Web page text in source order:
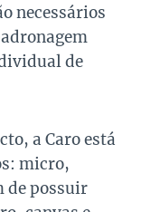
necessários
de
a Caro está
micro,
de possuir